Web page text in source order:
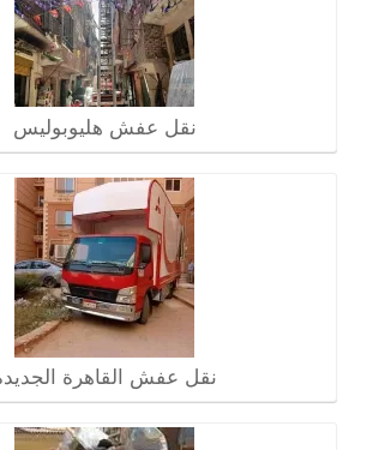
نقل عفش هليوبوليس
نقل عفش القاهرة